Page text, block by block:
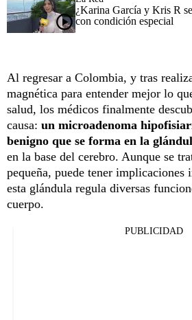
¿Karina García y Kris R
con condición especial
Al regresar a Colombia, y tras
magnética para entender mejor lo
salud, los médicos finalmente
causa: un microadenoma
benigno que se forma en la
en la base del cerebro. Aunque se
pequeña, puede tener implicaciones
esta glándula regula diversas
cuerpo.
PUBLICIDAD